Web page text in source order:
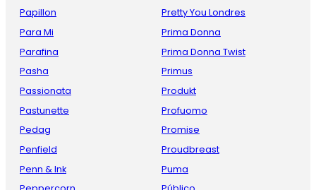
Papillon
Para Mi
Parafina
Pasha
Passionata
Pastunette
Pedag
Penfield
Penn & Ink
Pretty You Londres
Prima Donna
Prima Donna Twist
Primus
Produkt
Profuomo
Promise
Proudbreast
Puma